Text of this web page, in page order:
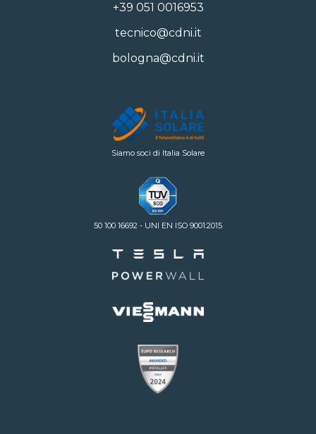
+39 051 0016953
tecnico@cdni.it
bologna@cdni.it
Siamo soci di Italia Solare
50 100 16692 - UNI EN ISO 9001:2015